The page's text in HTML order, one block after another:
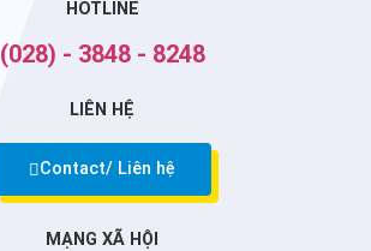
HOTLINE
(028) - 3848 - 8248
LIÊN HỆ
Contact/ Liên hệ
MẠNG XÃ HỘI